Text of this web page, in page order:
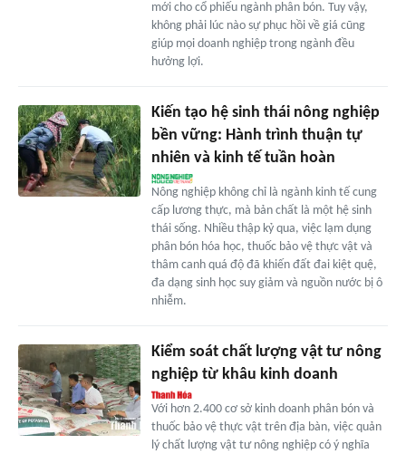
mới cho cổ phiếu ngành phân bón. Tuy vậy,
không phải lúc nào sự phục hồi về giá cũng
giúp mọi doanh nghiệp trong ngành đều
hưởng lợi.
Kiến tạo hệ sinh thái nông nghiệp
bền vững: Hành trình thuận tự
nhiên và kinh tế tuần hoàn
Nông nghiệp không chỉ là ngành kinh tế cung
cấp lương thực, mà bản chất là một hệ sinh
thái sống. Nhiều thập kỷ qua, việc lạm dụng
phân bón hóa học, thuốc bảo vệ thực vật và
thâm canh quá độ đã khiến đất đai kiệt quệ,
đa dạng sinh học suy giảm và nguồn nước bị ô
nhiễm.
Kiểm soát chất lượng vật tư nông
nghiệp từ khâu kinh doanh
Với hơn 2.400 cơ sở kinh doanh phân bón và
thuốc bảo vệ thực vật trên địa bàn, việc quản
lý chất lượng vật tư nông nghiệp có ý nghĩa